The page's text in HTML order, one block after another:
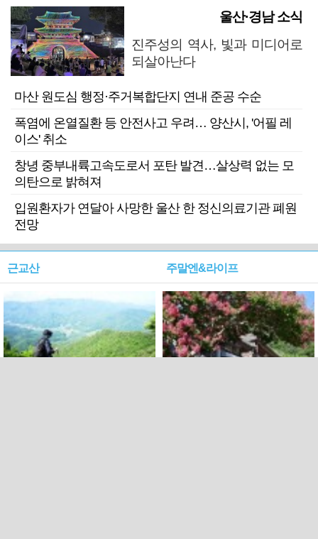
울산·경남 소식
진주성의 역사, 빛과 미디어로
되살아난다
마산 원도심 행정·주거복합단지 연내 준공 수순
폭염에 온열질환 등 안전사고 우려… 양산시, '어필 레
이스' 취소
창녕 중부내륙고속도로서 포탄 발견…살상력 없는 모
의탄으로 밝혀져
입원환자가 연달아 사망한 울산 한 정신의료기관 폐원
전망
근교산 주말엔&라이프